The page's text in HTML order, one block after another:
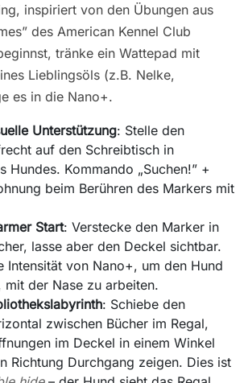
inspiriert von den Übungen aus
des American Kennel Club
tränke ein Wattepad mit
Lieblingsöls (z.B. Nelke,
es in die Nano+.
Unterstützung: Stelle den
auf den Schreibtisch in
Hundes. Kommando „Suchen!” +
beim Berühren des Markers mit
Start: Verstecke den Marker in
lasse aber den Deckel sichtbar.
Intensität von Nano+, um den Hund
mit der Nase zu arbeiten.
: Schiebe den
zwischen Bücher im Regal,
im Deckel in einem Winkel
Richtung Durchgang zeigen. Dies ist